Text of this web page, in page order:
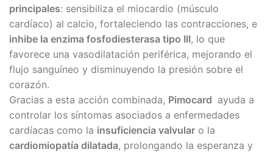
principales: sensibiliza el miocardio (músculo
cardíaco) al calcio, fortaleciendo las contracciones, e
inhibe la enzima fosfodiesterasa tipo III, lo que
favorece una vasodilatación periférica, mejorando el
flujo sanguíneo y disminuyendo la presión sobre el
corazón.
Gracias a esta acción combinada, Pimocard ayuda a
controlar los síntomas asociados a enfermedades
cardíacas como la insuficiencia valvular o la
cardiomiopatía dilatada, prolongando la esperanza y